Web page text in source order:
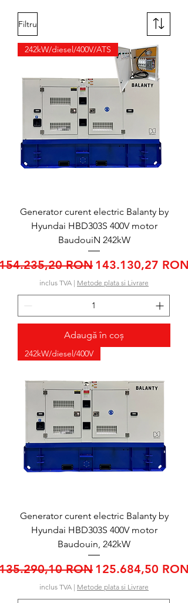
Filtru
242kW/diesel/400V/ATS
Generator curent electric Balanty by
Hyundai HBD303S 400V motor
BaudouiN 242kW
normalRON Preț redus
143.130,27 RON
inclus TVA | Metode plata si Livrare
Adaugă în coș
242kW/diesel/400V
Generator curent electric Balanty by
Hyundai HBD303S 400V motor
Baudouin, 242kW
normalRON Preț redus
125.684,50 RON
inclus TVA | Metode plata si Livrare